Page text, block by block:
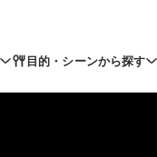
目的・シーンから探す